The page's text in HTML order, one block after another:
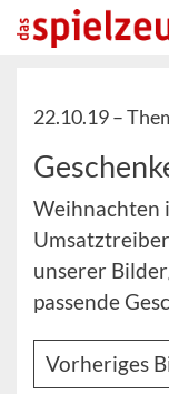
22.10.19 –
Weihnachten
unserer
passende
Vorheriges